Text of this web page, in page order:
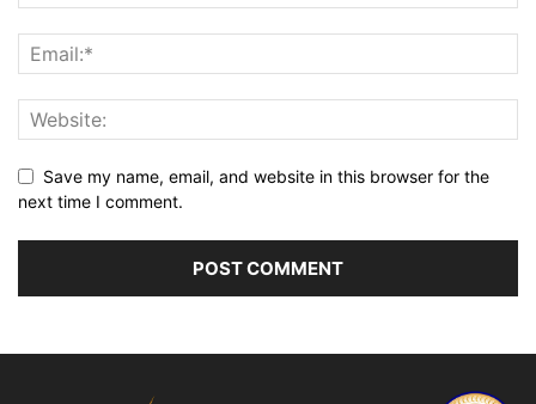
Save my name, email, and website in this browser for the
next time I comment.